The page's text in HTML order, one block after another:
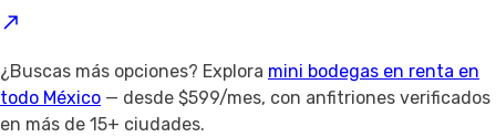
¿Buscas más opciones? Explora mini bodegas en renta en
todo México — desde $599/mes, con anfitriones verificados
en más de 15+ ciudades.